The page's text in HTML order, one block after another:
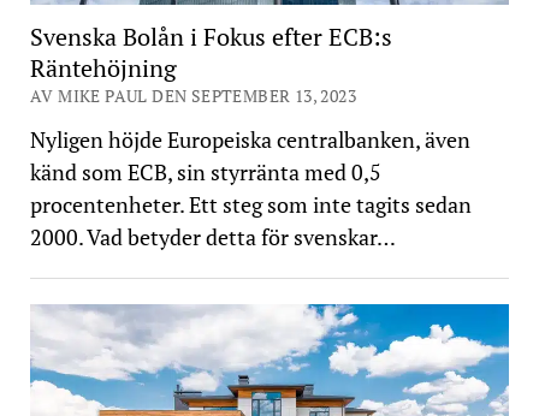
Svenska Bolån i Fokus efter ECB:s
Räntehöjning
AV MIKE PAUL DEN SEPTEMBER 13, 2023
Nyligen höjde Europeiska centralbanken, även
känd som ECB, sin styrränta med 0,5
procentenheter. Ett steg som inte tagits sedan
2000. Vad betyder detta för svenskar…